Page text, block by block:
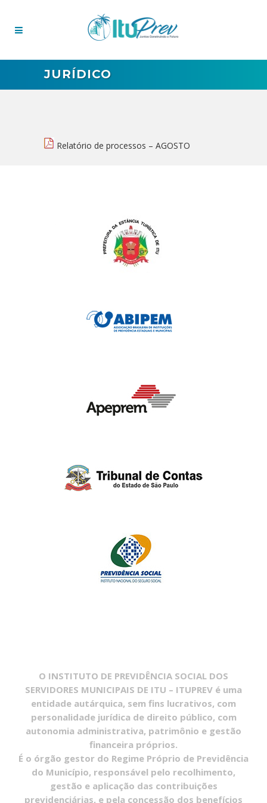
JURÍDICO
Relatório de processos – AGOSTO
O INSTITUTO DE PREVIDÊNCIA SOCIAL DOS
SERVIDORES MUNICIPAIS DE ITU – ITUPREV é uma
entidade autárquica, sem fins lucrativos, com
personalidade jurídica de direito público, com
autonomia administrativa, patrimônio e gestão
financeira próprios.
É o órgão gestor do Regime Próprio de Previdência
do Município, responsável pelo recolhimento,
gestão e aplicação das contribuições
previdenciárias, e pela concessão dos benefícios